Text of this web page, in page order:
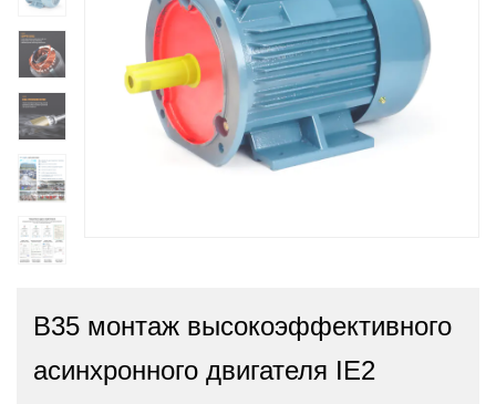
B35 монтаж высокоэффективного
асинхронного двигателя IE2